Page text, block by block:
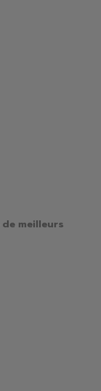
meilleurs